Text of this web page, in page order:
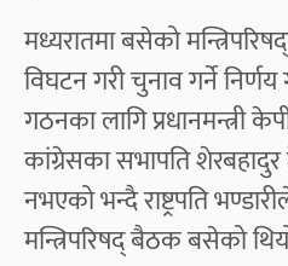
​मध्यरातमा बसेको
विघटन गरी चुनाव गर्ने
गठनका लागि प्रधानमन्त्री
कांग्रेसका सभापति
नभएको भन्दै राष्ट्रपति
मन्त्रिपरिषद् बैठक बसेको